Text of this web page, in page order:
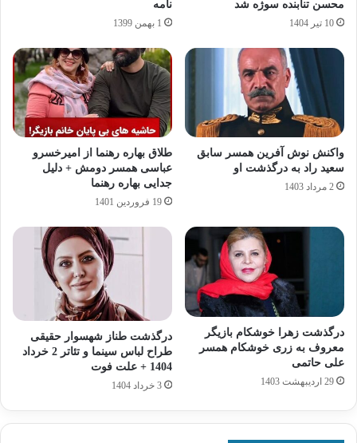
محسن تنابنده سوژه شد
10 تیر 1404
نامه
1 بهمن 1399
واکنش نوش‌ آفرین همسر سابق
سعید راد به درگذشت او
2 مرداد 1403
طلاق بهاره رهنما از امیرخسرو
عباسی همسر دومش + دلیل
جدایی بهاره رهنما
19 فروردین 1401
درگذشت زهرا خوشکام بازیگر
معروف به زری خوشکام همسر
علی حاتمی
29 اردیبهشت 1403
درگذشت طناز شهسوار حقیقی
طراح لباس سینما و تئاتر 2 خرداد
1404 + علت فوت
3 خرداد 1404